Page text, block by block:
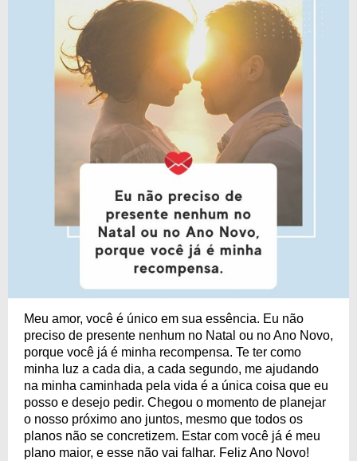
Meu amor, você é único em sua essência. Eu não
preciso de presente nenhum no Natal ou no Ano Novo,
porque você já é minha recompensa. Te ter como
minha luz a cada dia, a cada segundo, me ajudando
na minha caminhada pela vida é a única coisa que eu
posso e desejo pedir. Chegou o momento de planejar
o nosso próximo ano juntos, mesmo que todos os
planos não se concretizem. Estar com você já é meu
plano maior, e esse não vai falhar. Feliz Ano Novo!